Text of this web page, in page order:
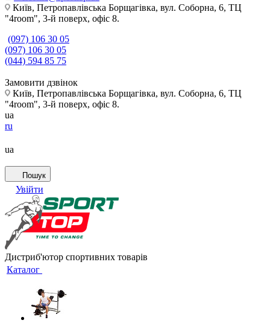
Київ, Петропавлівська Борщагівка, вул. Соборна, 6, ТЦ
"4room", 3-й поверх, офіс 8.
(097) 106 30 05
(097) 106 30 05
(044) 594 85 75
Замовити дзвінок
Київ, Петропавлівська Борщагівка, вул. Соборна, 6, ТЦ
"4room", 3-й поверх, офіс 8.
ua
ru
ua
Пошук
Увійти
Дистриб'ютор спортивних товарів
Каталог